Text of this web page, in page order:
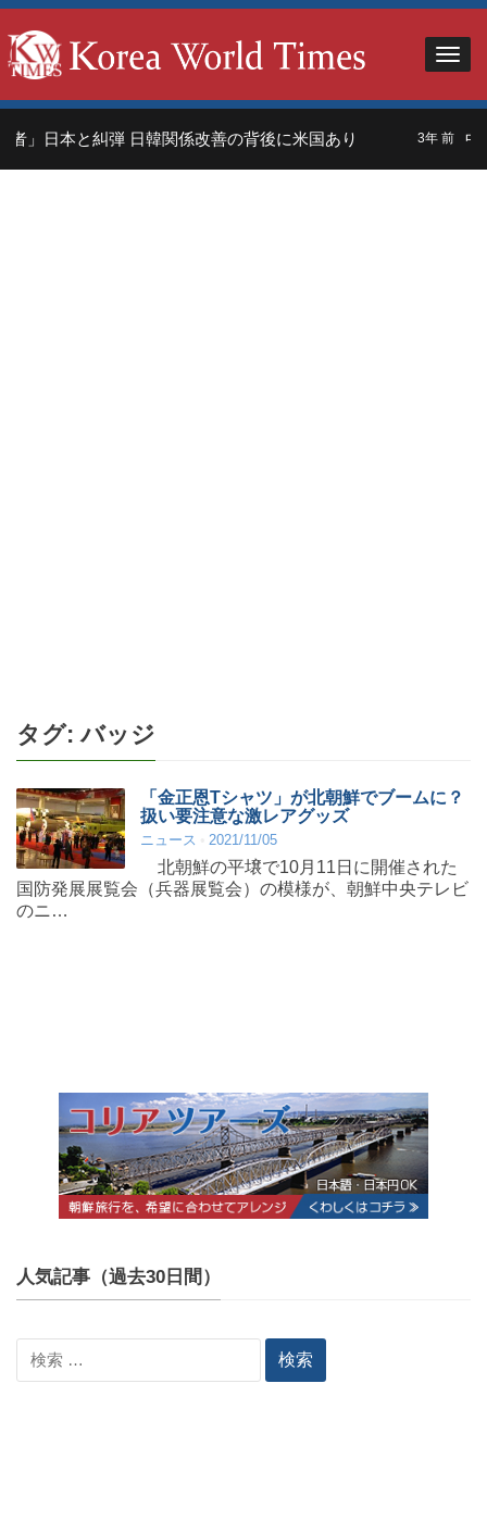
」日本と糾弾 日韓関係改善の背後に米国あり 3年 前 中
タグ:バッジ
「金正恩Tシャツ」が北朝鮮でブームに？
扱い要注意な激レアグッズ
ニュース 2021/11/05
北朝鮮の平壌で10月11日に開催された
国防発展展覧会（兵器展覧会）の模様が、朝鮮中央テレビ
のニ…
人気記事（過去30日間）
索: